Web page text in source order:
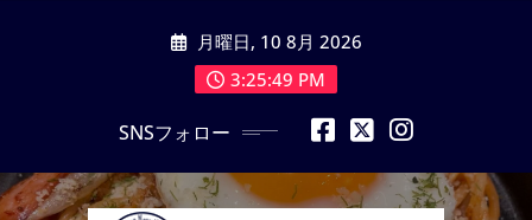
に
ス
月曜日, 10 8月 2026
3:25:50 PM
SNSフォロー